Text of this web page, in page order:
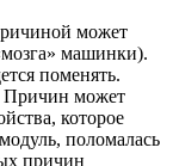
может
машинки).
поменять.
Причин может
которое
поломалась
причин